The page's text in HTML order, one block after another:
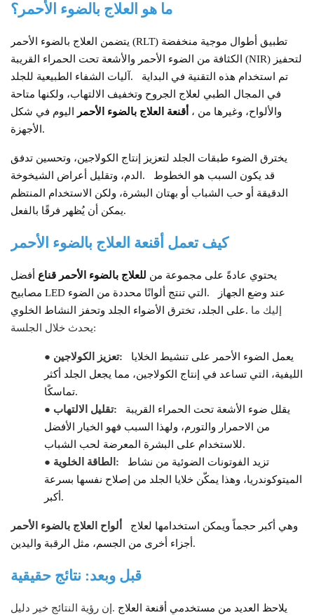
ما هو العلاج بالضوء الأحمر؟
يتضمن العلاج بالضوء الأحمر (RLT) تطبيق أطوال موجية منخفضة
الكثافة من الضوء الأحمر والأشعة تحت الحمراء القريبة (NIR) لتحفيز
آليات الشفاء الطبيعية للجلد.
تم استخدام هذه التقنية في البداية
في المجال الطبي لعلاج الجروح وتخفيف الالتهاب، ولكنها متاحة
اليوم في شكل
أقنعة العلاج بالضوء الأحمر ، والألواح، وغيرها من
الأجهزة.
يخترق الضوء طبقات الجلد لتعزيز إنتاج الكولاجين، وتحسين تدفق
الدم، وتقليل أعراض الشيخوخة.
قد يكون السبب هو الخطوط
الدقيقة أو حب الشباب أو بهتان البشرة، ولكن الاستخدام المنتظم
يمكن أن يُظهر فرقًا بالفعل.
كيف تعمل أقنعة العلاج بالضوء الأحمر
أفضل قناع للعلاج بالضوء الأحمر يحتوي عادةً على مجموعة من
مصابيح LED التي تنتج ألوانًا محددة من الضوء.
عند وضع الجهاز
على الجلد، تخترق الأضواء الجلد وتحفز النشاط الخلوي. إليك ما
يحدث خلال الجلسة:
● تعزيز الكولاجين:
يعمل الضوء الأحمر على تنشيط الخلايا
الليفية، التي تساعد في إنتاج الكولاجين، مما يجعل الجلد أكثر
تماسكًا.
●
تقليل الالتهاب:
يقلل ضوء الأشعة تحت الحمراء القريبة
من الاحمرار والتورم، ولهذا السبب فهو الخيار الأفضل
للاستخدام على البشرة المعرضة لحب الشباب.
●
الطاقة الخلوية:
تزيد الفوتونات الضوئية من نشاط
الميتوكوندريا، وهذا يمكّن خلايا الجلد من إصلاح نفسها بسرعة
أكبر.
ألواح العلاج بالضوء الأحمر
وهي أكبر حجماً ويمكن استخدامها لعلاج
أجزاء أخرى من الجسم، مثل الرقبة واليدين.
قبل وبعد: نتائج حقيقية
إن رؤية النتائج خير دليل. يلاحظ العديد من مستخدمي أقنعة العلاج